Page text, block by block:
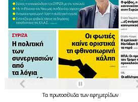
Τα πρωτοσέλιδατων εφημερίδων